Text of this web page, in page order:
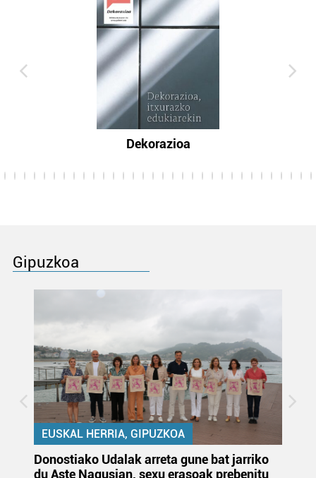
Dekorazioa
Gipuzkoa
EUSKAL HERRIA, GIPUZKOA
Donostiako Udalak arreta gune bat jarriko
du Aste Nagusian, sexu erasoak prebenitu